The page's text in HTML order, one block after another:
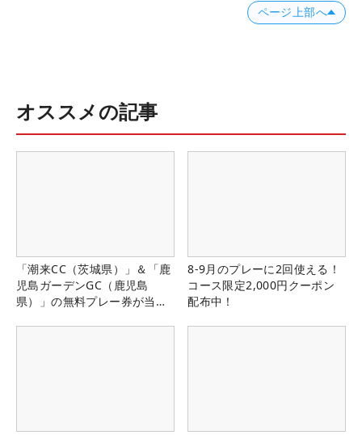
ページ上部へ
オススメの記事
「潮来CC（茨城県）」＆「鹿
児島ガーデンGC（鹿児島
県）」の無料プレー券が当た
8-9月のプレーに2回使える！
コース限定2,000円クーポン
配布中！